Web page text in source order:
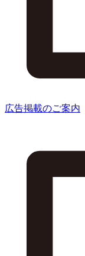
広告掲載のご案内